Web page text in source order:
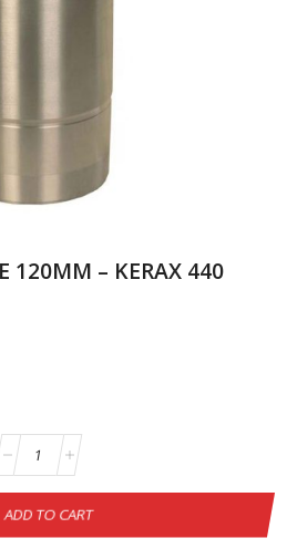
120MM – KERAX 440
ADD TO CART